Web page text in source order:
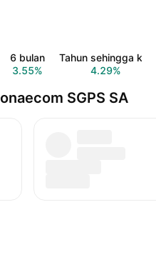
6 bulan
3.55%
Tahun sehingga kini
4.29%
SGPS SA